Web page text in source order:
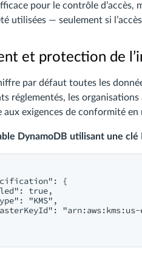
pour le contrôle d’accès,
utilisées — seulement si
et protection de
par défaut toutes les
réglementés, les
aux exigences de conformité
DynamoDB utilisant une
{
true,
"KMS",